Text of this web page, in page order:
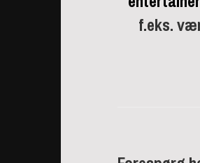
f.eks.